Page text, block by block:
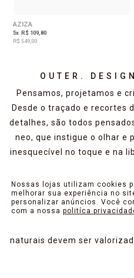
AZIZA
5x R$ 109,80
R$ 549,00
OUTER.
Pensamos, projetamos e
Desde o traçado e recortes
detalhes, são todos
neo, que instigue o olhar e
inesquecível no toque e na
da cidade, resgatando
produtos são artesanais e
o couro autêntico e
naturais devem ser
Nossas lojas utilizam cookies
melhorar sua experiência no
personalizar anúncios. Você
com a nossa politíca